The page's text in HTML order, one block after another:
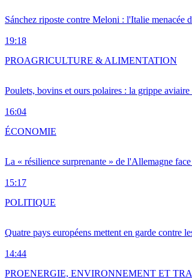
Sánchez riposte contre Meloni : l'Italie menacée
19:18
Poulets, bovins et ours polaires : la grippe aviaire
16:04
PROAGRICULTURE & ALIMENTATION
La « résilience surprenante » de l'Allemagne
15:17
ÉCONOMIE
Quatre pays européens mettent en garde contre
14:44
POLITIQUE
PROENERGIE, ENVIRONNEMENT ET